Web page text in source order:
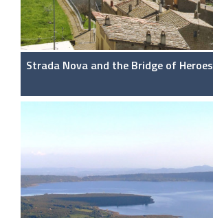
Strada Nova and the Bridge of Heroes